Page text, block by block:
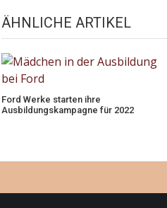
ÄHNLICHE ARTIKEL
Ford Werke starten ihre
Ausbildungskampagne für 2022